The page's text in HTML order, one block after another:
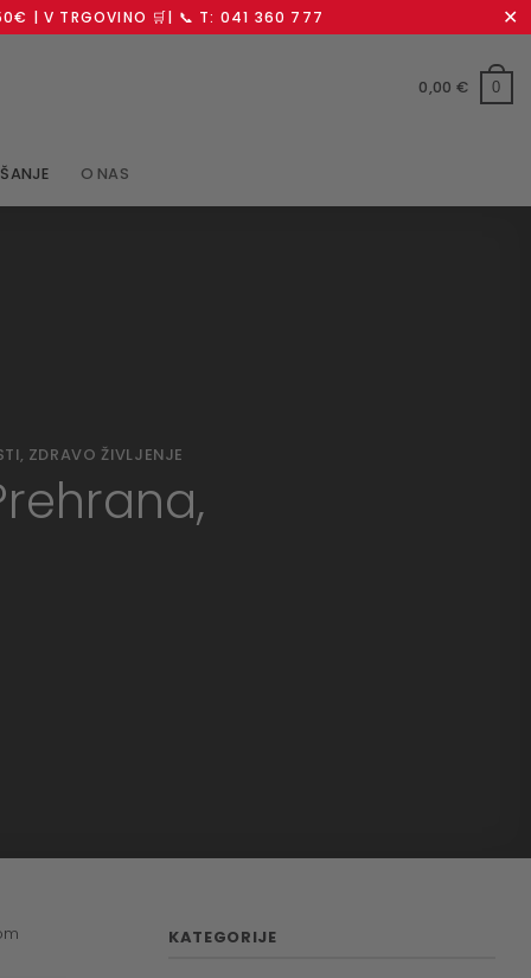
| V TRGOVINO 🛒| 📞 T: 041 360 777
✕
0,00 € 0
O NAS
, ZDRAVO ŽIVLJENJE
KATEGORIJE